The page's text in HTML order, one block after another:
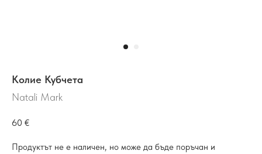
Колие Кубчета
Natali Mark
60 €
Продуктът не е наличен, но може да бъде поръчан и